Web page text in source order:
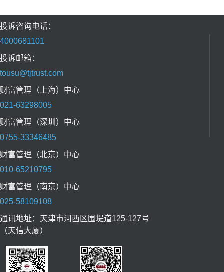
投诉咨询电话：
4000681101
投诉邮箱：
tousu@tjtrust.com
财富管理（上海）中心
021-63298005
财富管理（深圳）中心
0755-33346485
财富管理（北京）中心
010-65210795
财富管理（南京）中心
025-58109108
通讯地址：天津市河西区围堤道125-127号
（天信大厦）